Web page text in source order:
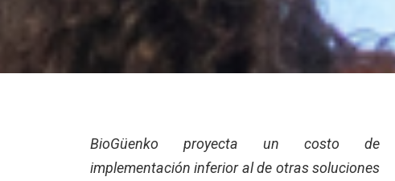
BioGüenko proyecta un costo de
implementación inferior al de otras soluciones